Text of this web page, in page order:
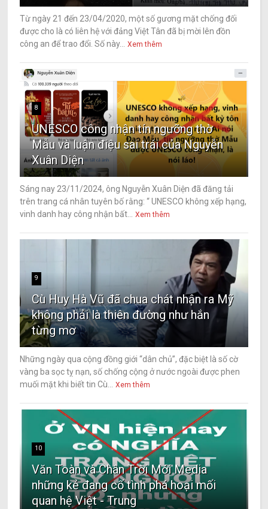
Từ ngày 21 đến 23/04/2020, một số gương mặt chống đối
được cho là có liên hệ với đảng Việt Tân đã bị mời lên đồn
công an để trao đổi. Số này... Xem thêm
8
UNESCO công nhận tín ngưỡng thờ
Mẫu và luận điệu sai trái của Nguyễn
Xuân Diện
Sáng nay 23/11/2024, ông Nguyễn Xuân Diện đã đăng tải
trên trang cá nhân tuyên bố rằng: “ UNESCO không xếp hạng,
vinh danh hay công nhận bất... Xem thêm
9
Cù Huy Hà Vũ đã chua chát nhận ra Mỹ
không phải là thiên đường như hắn
từng mơ
Những ngày qua cộng đồng giới “dân chủ”, đặc biệt là số cờ
vàng ba sọc tỵ nạn, số chống cộng ở nước ngoài được phen
muối mặt khi biết tin Cù... Xem thêm
10
Văn Toàn và Chân Trời Mới Media
những kẻ đang cố tình phá hoại mối
quan hệ Việt - Trung